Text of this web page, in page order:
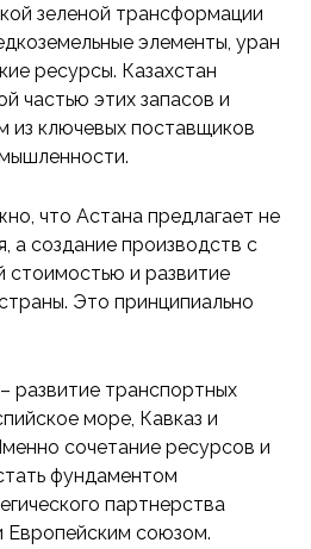
зеленой трансформации
элементы, уран
ресурсы. Казахстан
частью этих запасов и
из ключевых поставщиков
что Астана предлагает не
а создание производств с
стоимостью и развитие
Это принципиально
развитие транспортных
море, Кавказ и
сочетание ресурсов и
фундаментом
партнерства
союзом.